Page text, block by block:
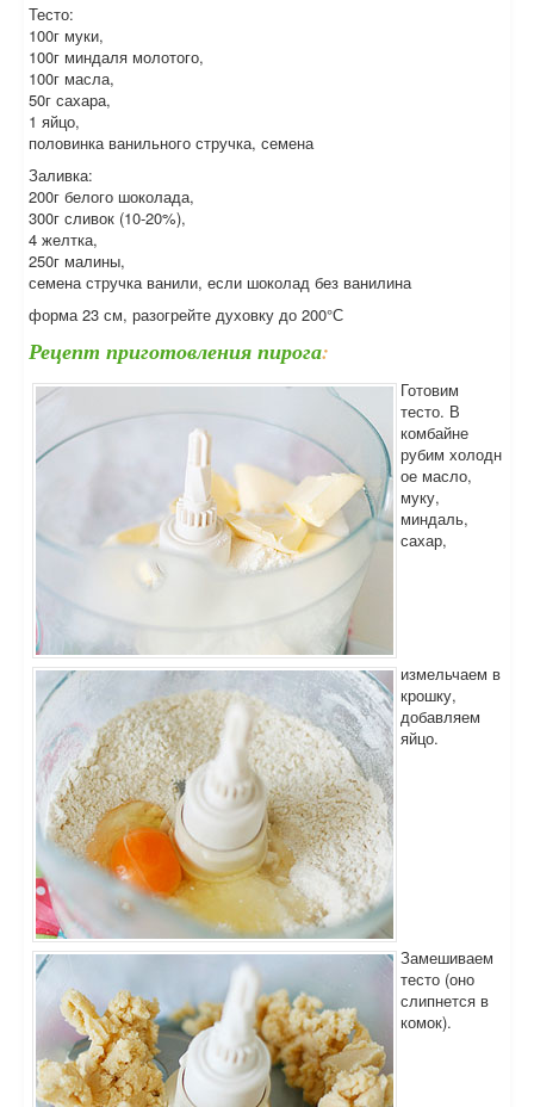
Тесто:
100г муки,
100г миндаля молотого,
100г масла,
50г сахара,
1 яйцо,
половинка ванильного стручка, семена
Заливка:
200г белого шоколада,
300г сливок (10-20%),
4 желтка,
250г малины,
семена стручка ванили, если шоколад без ванилина
форма 23 см, разогрейте духовку до 200°С
Рецепт приготовления пирога:
Готовим
тесто. В
комбайне
рубим холодн
ое масло,
муку,
миндаль,
сахар,
измельчаем в
крошку,
добавляем
яйцо.
Замешиваем
тесто (оно
слипнется в
комок).